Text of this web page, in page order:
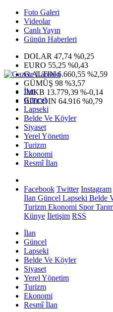
Foto Galeri
Videolar
Canlı Yayın
Günün Haberleri
DOLAR 47,74 %0,25
EURO 55,25 %0,43
G.ALTIN6.660,55 %2,59
GÜMÜŞ 98 %3,57
IMKB 13.779,39 %-0,14
BITCOIN 64.916 %0,79
İlan
Güncel
Lapseki
Belde Ve Köyler
Siyaset
Yerel Yönetim
Turizm
Ekonomi
Resmî İlan
Facebook Twitter Instagram
İlan Güncel Lapseki Belde
Turizm Ekonomi Spor
Künye İletişim RSS
İlan
Güncel
Lapseki
Belde Ve Köyler
Siyaset
Yerel Yönetim
Turizm
Ekonomi
Resmî İlan